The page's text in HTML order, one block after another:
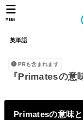
英単語
MENU
PRも含まれます
『Primatesの意
Primatesの意味と